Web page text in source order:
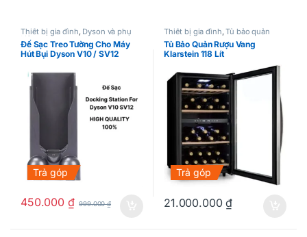
Thiết bị gia đình, Dyson và phụ
kiện
Đế Sạc Treo Tường Cho Máy
Hút Bụi Dyson V10 / SV12
Trả góp
450.000 ₫ 999.000₫
Thiết bị gia đình,Tủ bảo quản
rượu vang
Tủ Bảo Quản Rượu Vang
Klarstein 118 Lít
Trả góp
21.000.000₫